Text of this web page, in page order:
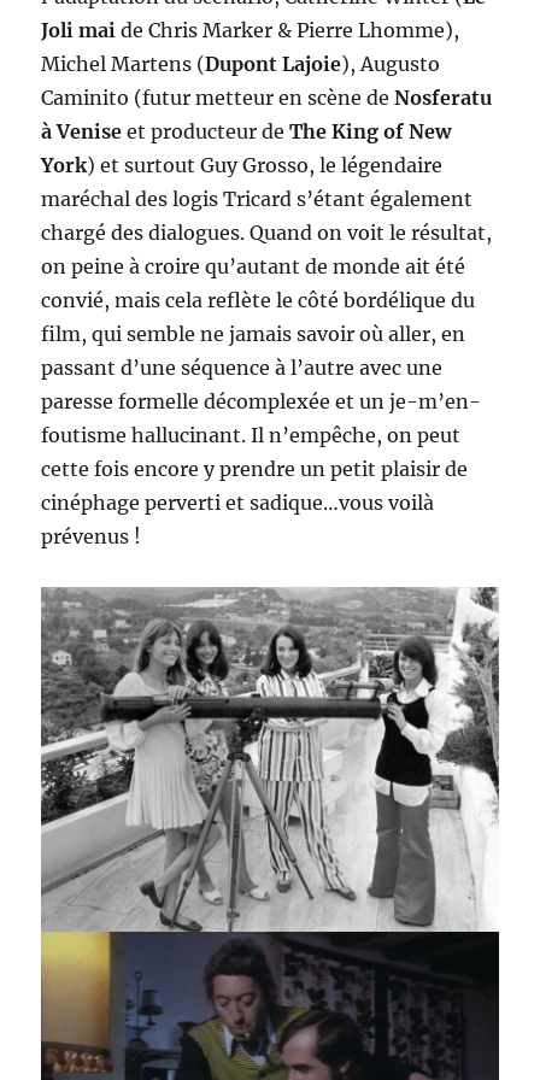
Joli mai de Chris Marker & Pierre Lhomme),
Michel Martens (Dupont Lajoie), Augusto
Caminito (futur metteur en scène deNosferatu
à Venise et producteur de The King of New
York) et surtout Guy Grosso, le légendaire
maréchal des logis Tricard s’étant également
chargé des dialogues. Quand on voit le résultat,
on peine à croire qu’autant de monde ait été
convié, mais cela reflète le côté bordélique du
film, qui semble ne jamais savoir où aller, en
passant d’une séquence à l’autre avec une
paresse formelle décomplexée et un je-m’en-
foutisme hallucinant. Il n’empêche, on peut
cette fois encore y prendre un petit plaisir de
cinéphage perverti et sadique…vous voilà
prévenus !